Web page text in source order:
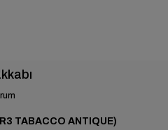
TABACCO ANTIQUE)